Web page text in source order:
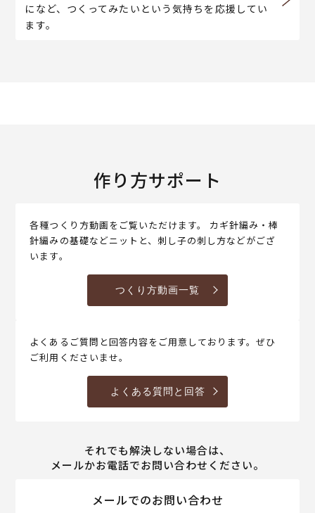
になど、つくってみたいという気持ちを応援してい
ます。
作り方サポート
各種つくり方動画をご覧いただけます。 カギ針編み・棒
針編みの基礎などニットと、刺し子の刺し方などがござ
います。
つくり方動画一覧
よくあるご質問と回答内容をご用意しております。ぜひ
ご利用くださいませ。
よくある質問と回答
それでも解決しない場合は、
メールかお電話でお問い合わせください。
メールでのお問い合わせ